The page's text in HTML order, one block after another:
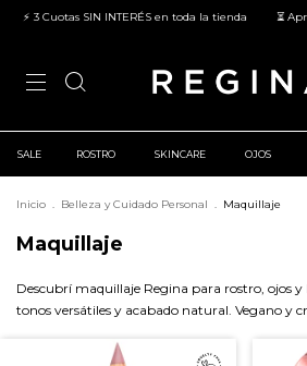
SIN INTERÉS en toda la tienda ⏳ Aprovechá el
SALE ROSTRO SKINCARE OJOS
Inicio . Belleza y Cuidado Personal . Maquillaje
Maquillaje
Descubrí maquillaje Regina para rostro, ojos
tonos versátiles y acabado natural. Vegano y